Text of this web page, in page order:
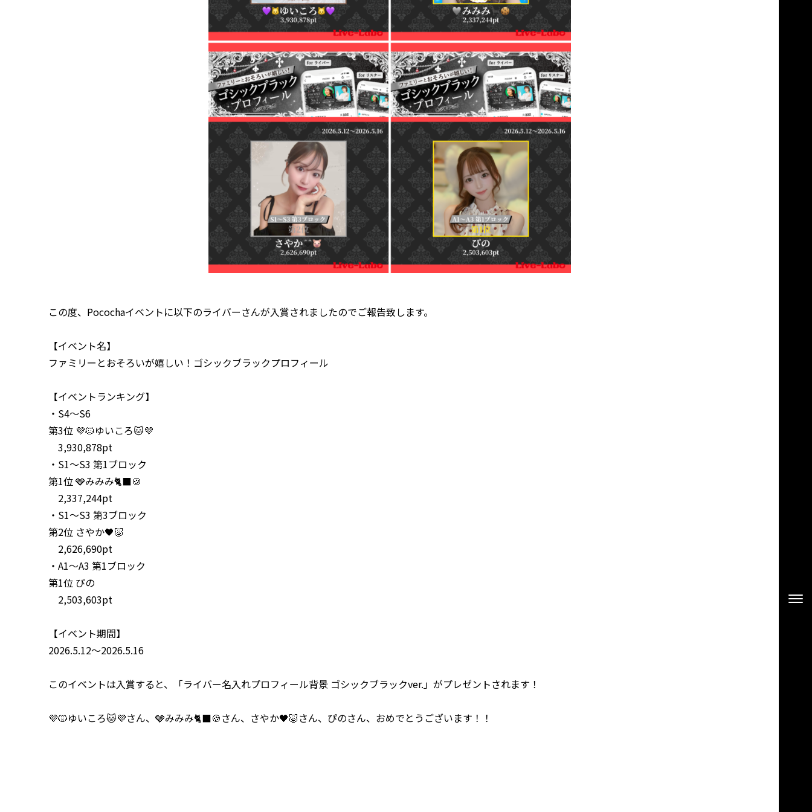
この度、Pocochaイベントに以下のライバーさんが入賞されましたのでご報告致します。
【イベント名】
ファミリーとおそろいが嬉しい！ゴシックブラックプロフィール
【イベントランキング】
・S4～S6
第3位 💜🐱ゆいころ🐱💜
3,930,878pt
・S1～S3 第1ブロック
第1位🩶みみみ🐈‍⬛🍪
2,337,244pt
・S1～S3 第3ブロック
第2位 さやか🖤🐷
2,626,690pt
・A1～A3 第1ブロック
第1位 ぴの
2,503,603pt
【イベント期間】
2026.5.12～2026.5.16
このイベントは入賞すると、「ライバー名入れプロフィール背景 ゴシックブラックver.」がプレゼントされます！
💜🐱ゆいころ🐱💜さん、🩶みみみ🐈‍⬛🍪さん、さやか🖤🐷さん、ぴのさん、おめでとうございます！！